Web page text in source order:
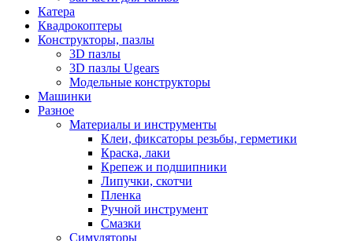
Катера
Квадрокоптеры
Конструкторы, пазлы
3D пазлы
3D пазлы Ugears
Модельные конструкторы
Машинки
Разное
Материалы и инструменты
Клеи, фиксаторы резьбы, герметики
Краска, лаки
Крепеж и подшипники
Липучки, скотчи
Пленка
Ручной инструмент
Смазки
Симуляторы